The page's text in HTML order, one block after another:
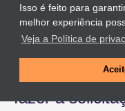
Isso é feito para
melhor experiência
Veja a Política de
Cada
específicos,
pontuação
você atende
fazer a